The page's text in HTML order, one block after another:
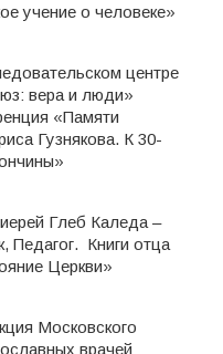
учение о человеке»
центре
вера и люди»
«Памяти
Гузнякова. К 30-
Глеб Каледа –
Педагог. Книги отца
Церкви»
Московского
врачей